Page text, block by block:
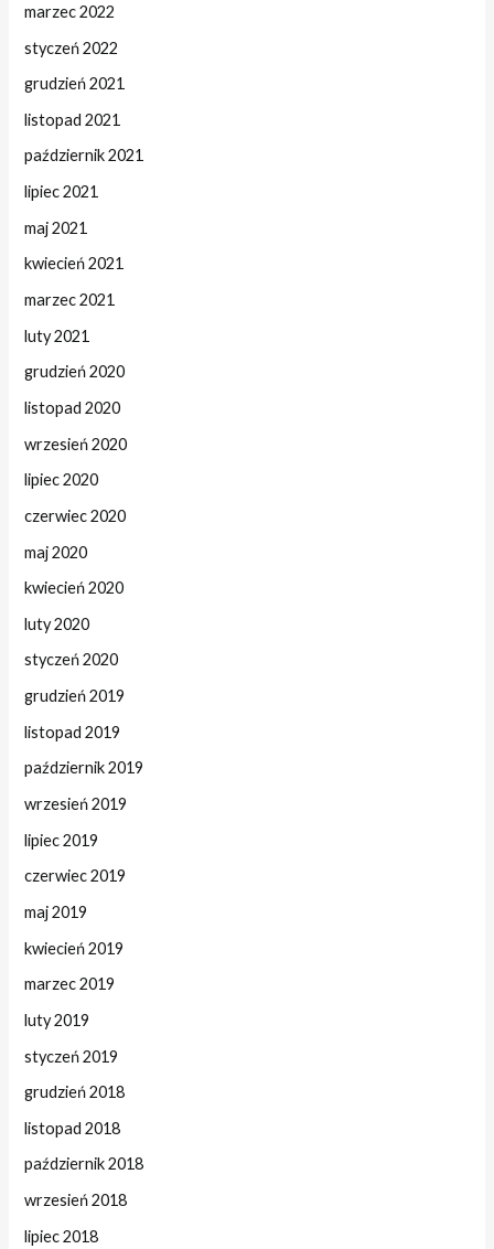
marzec 2022
styczeń 2022
grudzień 2021
listopad 2021
październik 2021
lipiec 2021
maj 2021
kwiecień 2021
marzec 2021
luty 2021
grudzień 2020
listopad 2020
wrzesień 2020
lipiec 2020
czerwiec 2020
maj 2020
kwiecień 2020
luty 2020
styczeń 2020
grudzień 2019
listopad 2019
październik 2019
wrzesień 2019
lipiec 2019
czerwiec 2019
maj 2019
kwiecień 2019
marzec 2019
luty 2019
styczeń 2019
grudzień 2018
listopad 2018
październik 2018
wrzesień 2018
lipiec 2018